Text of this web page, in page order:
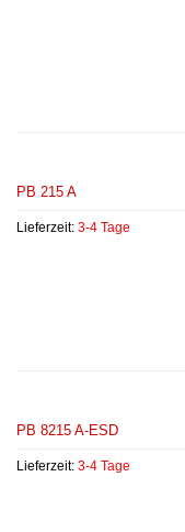
PB 215 A
Lieferzeit: 3-4 Tage
PB 8215 A-ESD
Lieferzeit: 3-4 Tage